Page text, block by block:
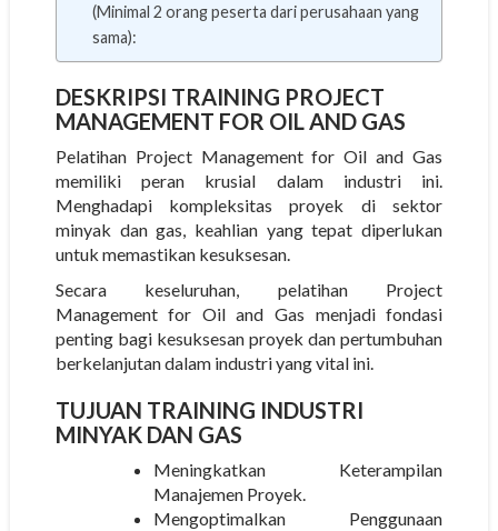
(Minimal 2 orang peserta dari perusahaan yang
sama):
DESKRIPSI TRAINING PROJECT
MANAGEMENT FOR OIL AND GAS
Pelatihan Project Management for Oil and Gas
memiliki peran krusial dalam industri ini.
Menghadapi kompleksitas proyek di sektor
minyak dan gas, keahlian yang tepat diperlukan
untuk memastikan kesuksesan.
Secara keseluruhan, pelatihan Project
Management for Oil and Gas menjadi fondasi
penting bagi kesuksesan proyek dan pertumbuhan
berkelanjutan dalam industri yang vital ini.
TUJUAN TRAINING INDUSTRI
MINYAK DAN GAS
Meningkatkan Keterampilan
Manajemen Proyek.
Mengoptimalkan Penggunaan